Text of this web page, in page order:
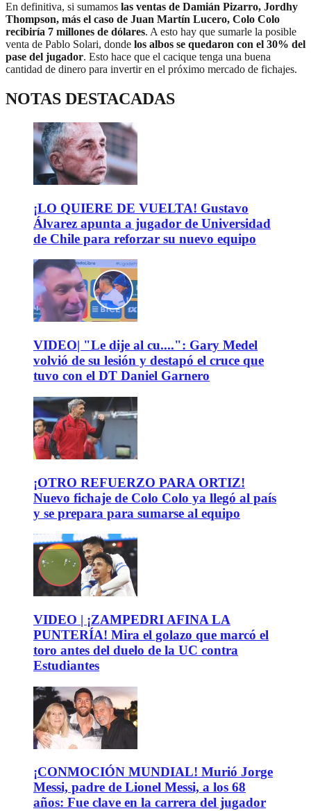
En definitiva, si sumamos las ventas de Damián Pizarro, Jordhy
Thompson, más el caso de Juan Martín Lucero, Colo Colo
recibiría 7 millones de dólares. A esto hay que sumarle la posible
venta de Pablo Solari, donde los albos se quedaron con el 30% del
pase del jugador. Esto hace que el cacique tenga una buena
cantidad de dinero para invertir en el próximo mercado de fichajes.
NOTAS DESTACADAS
¡LO QUIERE DE VUELTA! Gustavo
Álvarez apunta a jugador de Universidad
de Chile para reforzar su nuevo equipo
VIDEO| "Le dije al cu....": Gary Medel
volvió de su lesión y destapó el cruce que
tuvo con el DT Daniel Garnero
¡OTRO REFUERZO PARA ORTIZ!
Nuevo fichaje de Colo Colo ya llegó al país
y se prepara para sumarse al equipo
VIDEO | ¡ZAMPEDRI AFINA LA
PUNTERÍA! Mira el golazo que marcó el
toro antes del duelo de la UC contra
Estudiantes
¡CONMOCIÓN MUNDIAL! Murió Jorge
Messi, padre de Lionel Messi, a los 68
años: Fue clave en la carrera del jugador